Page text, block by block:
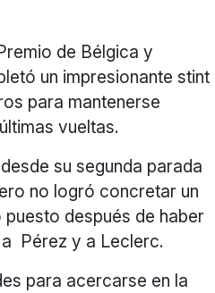
de Bélgica y
un impresionante stint
para mantenerse
vueltas.
su segunda parada
no logró concretar un
después de haber
Pérez y a Leclerc.
para acercarse en la